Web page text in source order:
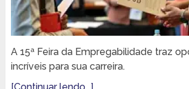
A 15ª Feira da Empregabilidade traz
incríveis para sua carreira.